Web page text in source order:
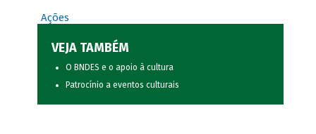
Ações
VEJA TAMBÉM
O BNDES e o apoio à cultura
Patrocínio a eventos culturais